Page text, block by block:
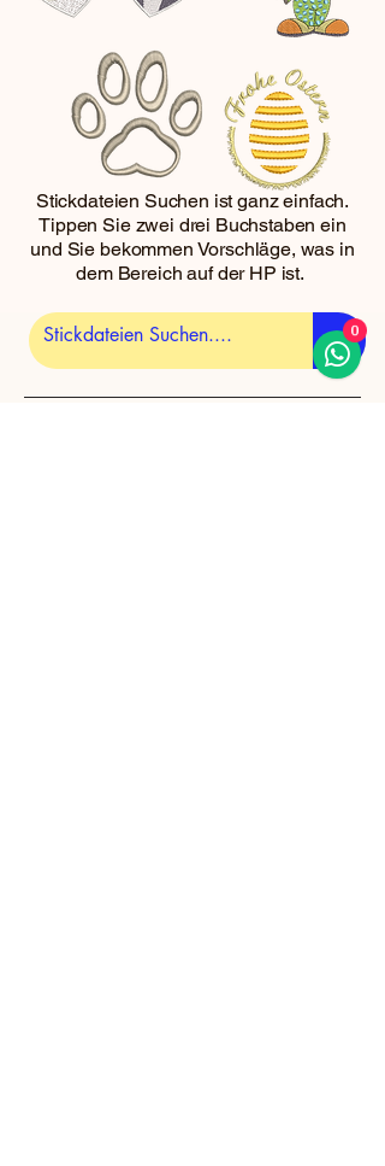
Stickdateien Suchen ist ganz einfach.
Tippen Sie zwei drei Buchstaben ein
und Sie bekommen Vorschläge, was in
dem Bereich auf der HP ist.
0